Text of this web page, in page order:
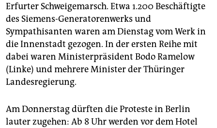
abo
genossenschaft
epaper login
Erfurter Schweigemarsch. Etwa 1.200 Beschäftigte
des Siemens-Generatorenwerks und
Sympathisanten waren am Dienstag vom Werk in
die ­Innenstadt gezogen. In der ersten Reihe mit
dabei waren ­Ministerpräsident Bodo Ramelow
(Linke) und mehrere Minister der Thüringer
Landesregierung.
Am Donnerstag dürften die Proteste in Berlin
lauter zugehen: Ab 8 Uhr werden vor dem Hotel